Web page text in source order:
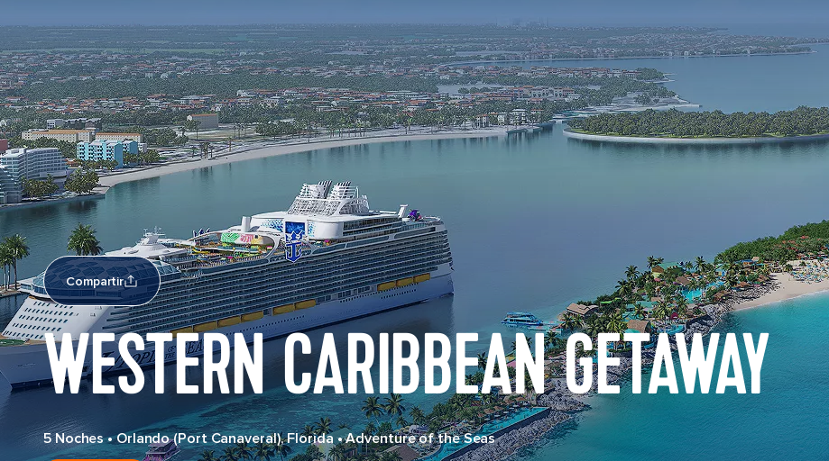
Compartir
WESTERN CARIBBEAN GETAWAY
5 Noches•Orlando (Port Canaveral), Florida•Adventure of the Seas